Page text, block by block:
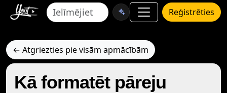
Reģistrēties
← Atgriezties pie visām apmācībām
Kā formatēt pāreju